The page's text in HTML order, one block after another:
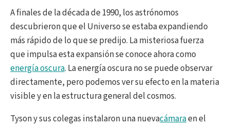
A finales de la década de 1990, los astrónomos
descubrieron que el Universo se estaba expandiendo
más rápido de lo que se predijo. La misteriosa fuerza
que impulsa esta expansión se conoce ahora como
energía oscura. La energía oscura no se puede observar
directamente, pero podemos ver su efecto en la materia
visible y en la estructura general del cosmos.
Tyson y sus colegas instalaron una nuevacámaraen el